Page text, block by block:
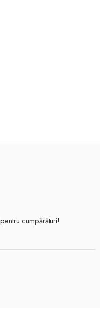
pentru cumpărături!